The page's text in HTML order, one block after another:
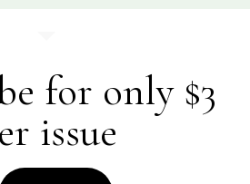
for only $3
issue